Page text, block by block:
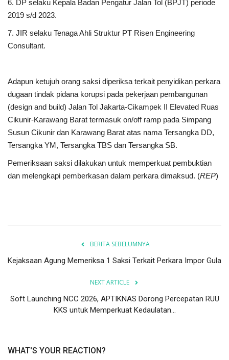
6. DP selaku Kepala Badan Pengatur Jalan Tol (BPJT) periode
2019 s/d 2023.
7. JIR selaku Tenaga Ahli Struktur PT Risen Engineering
Consultant.
Adapun ketujuh orang saksi diperiksa terkait penyidikan perkara
dugaan tindak pidana korupsi pada pekerjaan pembangunan
(design and build) Jalan Tol Jakarta-Cikampek II Elevated Ruas
Cikunir-Karawang Barat termasuk on/off ramp pada Simpang
Susun Cikunir dan Karawang Barat atas nama Tersangka DD,
Tersangka YM, Tersangka TBS dan Tersangka SB.
Pemeriksaan saksi dilakukan untuk memperkuat pembuktian
dan melengkapi pemberkasan dalam perkara dimaksud. (REP)
BERITA SEBELUMNYA
Kejaksaan Agung Memeriksa 1 Saksi Terkait Perkara Impor Gula
NEXT ARTICLE
Soft Launching NCC 2026, APTIKNAS Dorong Percepatan RUU
KKS untuk Memperkuat Kedaulatan...
WHAT'S YOUR REACTION?